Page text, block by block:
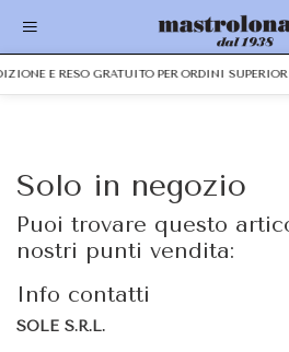
E RESO GRATUITO PER ORDINI
Solo in negozio
Puoi trovare questo
nostri punti vendita:
Info contatti
SOLE S.R.L.